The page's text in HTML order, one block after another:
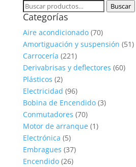
Buscar
por:
Buscar
Categorías
Aire acondicionado (70)
Amortiguación y suspensión (51)
Carrocería (221)
Derivabrisas y deflectores (60)
Plásticos (2)
Electricidad (96)
Bobina de Encendido (3)
Conmutadores (70)
Motor de arranque (1)
Electrónica (5)
Embragues (37)
Encendido (26)